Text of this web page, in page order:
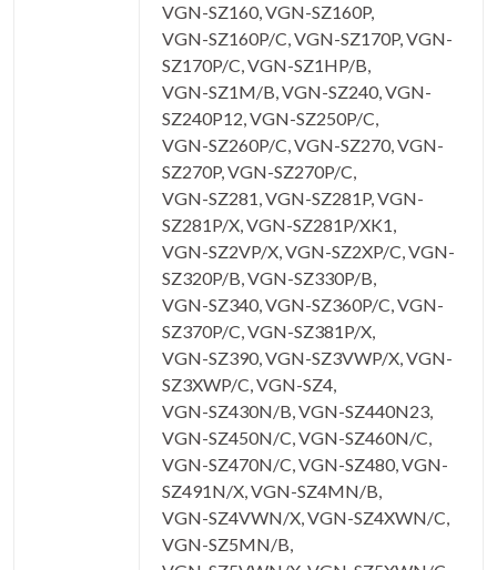
VGN-SZ160, VGN-SZ160P,
VGN-SZ160P/C, VGN-SZ170P, VGN-
SZ170P/C, VGN-SZ1HP/B,
VGN-SZ1M/B, VGN-SZ240, VGN-
SZ240P12, VGN-SZ250P/C,
VGN-SZ260P/C, VGN-SZ270, VGN-
SZ270P, VGN-SZ270P/C,
VGN-SZ281, VGN-SZ281P, VGN-
SZ281P/X, VGN-SZ281P/XK1,
VGN-SZ2VP/X, VGN-SZ2XP/C, VGN-
SZ320P/B, VGN-SZ330P/B,
VGN-SZ340, VGN-SZ360P/C, VGN-
SZ370P/C, VGN-SZ381P/X,
VGN-SZ390, VGN-SZ3VWP/X, VGN-
SZ3XWP/C, VGN-SZ4,
VGN-SZ430N/B, VGN-SZ440N23,
VGN-SZ450N/C, VGN-SZ460N/C,
VGN-SZ470N/C, VGN-SZ480, VGN-
SZ491N/X, VGN-SZ4MN/B,
VGN-SZ4VWN/X, VGN-SZ4XWN/C,
VGN-SZ5MN/B,